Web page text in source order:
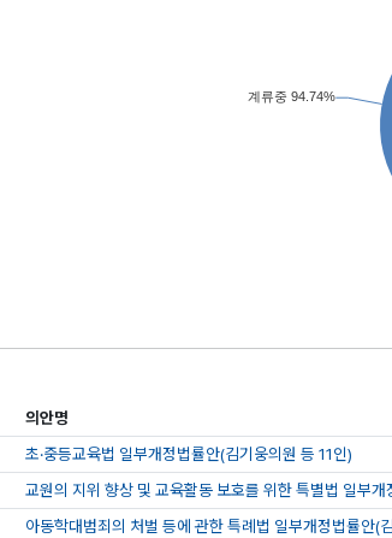
의안명
초·중등교육법 일부개정법률안(김기웅의원 등 11인)
교원의 지위 향상 및 교육활동 보호를 위한 특별법 일부
아동학대범죄의 처벌 등에 관한 특례법 일부개정법률안(